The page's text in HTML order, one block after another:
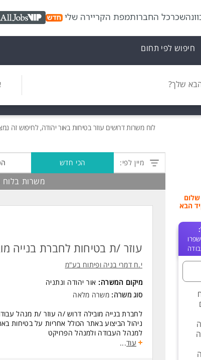
שכרכל החברותמפת הקריירה שלי AllJobs VIP
חיפוש לפי תחום
שלך?
לוח משרותדרושים עוזר בטיחות באור יהודה, לחיפוש זה
שלום
הבא
מיין לפי: הכי חדש
משרות
עוזר /ת בטיחות לחברת בנייה
י.ח דמרי בניה ופיתוח בע"מ
מיקום המשרה: אור יהודה ונתניה
סוג משרה: משרה מלאה
לחברת בנייה מובילה דרוש /ה עוזר /ת מנהל
ניהול הביצוע באתר הכולל אחריות על בטיחות
למנהל העבודה ולמנהל הפרויקט
דרישות:
עוד...